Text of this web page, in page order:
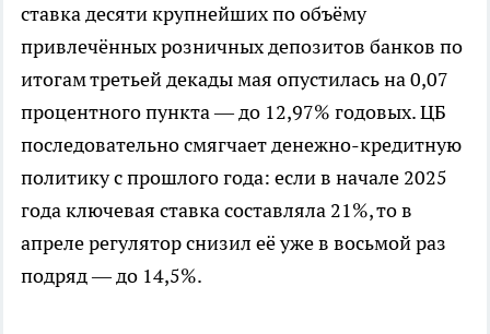
ставка десяти крупнейших по объёму
привлечённых розничных депозитов банков по
итогам третьей декады мая опустилась на 0,07
процентного пункта — до 12,97% годовых. ЦБ
последовательно смягчает денежно-кредитную
политику с прошлого года: если в начале 2025
года ключевая ставка составляла 21%, то в
апреле регулятор снизил её уже в восьмой раз
подряд — до 14,5%.